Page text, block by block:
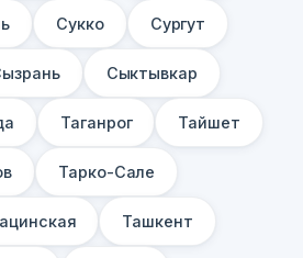
Сукко Сургут
Сыктывкар
Таганрог Тайшет
Тарко-Сале
Ташкент